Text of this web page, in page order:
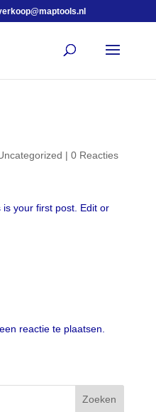
| 0 Reacties
your first post. Edit or
reactie te plaatsen.